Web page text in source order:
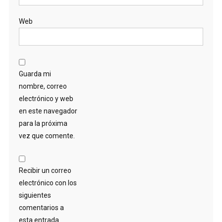
Web
Guarda mi
nombre, correo
electrónico y web
en este navegador
para la próxima
vez que comente.
Recibir un correo
electrónico con los
siguientes
comentarios a
esta entrada.